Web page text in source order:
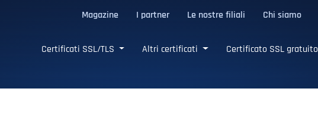
Magazine I partner Le nostre filiali Chi siamo
TLS affidabili
Certificati SSL/TLS Altri certificati Certificato SSL gratuito